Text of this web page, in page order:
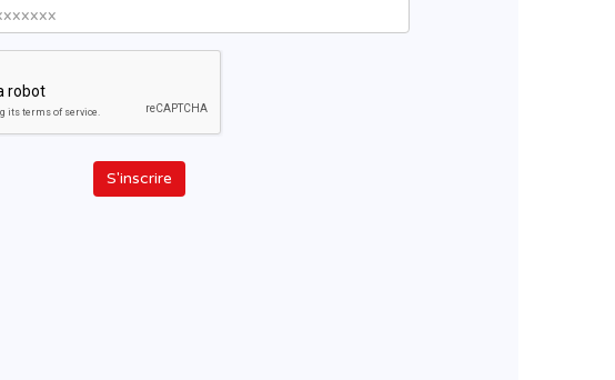
S'inscrire